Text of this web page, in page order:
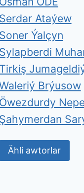
Serdar Ataýew
Soner Ýalçyn
Sylapberdi
Tirkiş
Brýusow
Öwezdurdy
Şahymerdan
Ähli awtorlar